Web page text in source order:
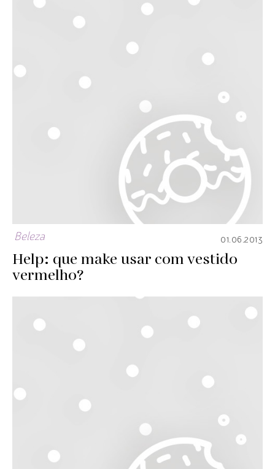
Beleza 01.06.2013
Help: que make usar com vestido
vermelho?